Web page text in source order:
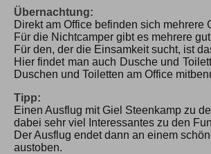
Übernachtung:
Direkt am Office befinden sich
Für die Nichtcamper gibt es mehrere
Für den, der die Einsamkeit sucht, ist
Hier findet man auch Dusche und
Duschen und Toiletten am Office
Tipp:
Einen Ausflug mit Giel Steenkamp zu
dabei sehr viel Interessantes zu den
Der Ausflug endet dann an einem
austoben.